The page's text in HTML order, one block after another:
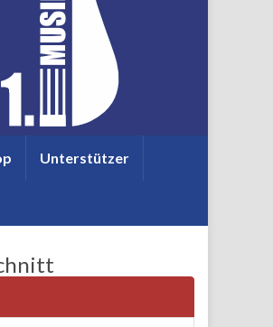
Unterstützer